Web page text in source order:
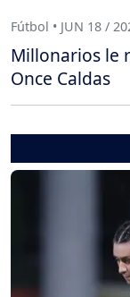
Fútbol • JUN 18 /
Millonarios le
Once Caldas